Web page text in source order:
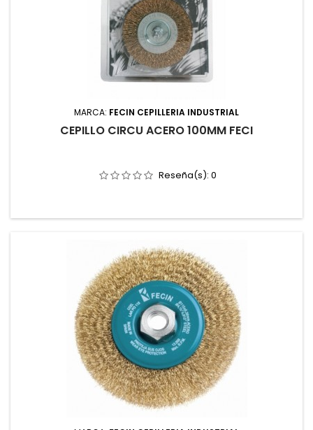
MARCA: FECIN CEPILLERIA INDUSTRIAL
CEPILLO CIRCU ACERO 100MM FECI
Reseña(s): 0